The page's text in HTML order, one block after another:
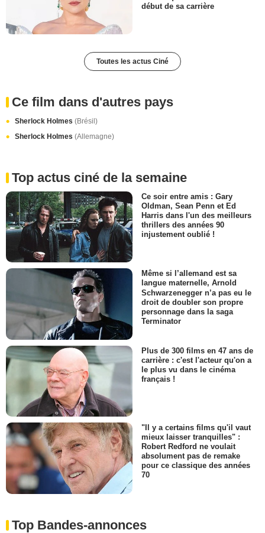
début de sa carrière
Toutes les actus Ciné
Ce film dans d'autres pays
Sherlock Holmes (Brésil)
Sherlock Holmes (Allemagne)
Top actus ciné de la semaine
Ce soir entre amis : Gary
Oldman, Sean Penn et Ed
Harris dans l'un des meilleurs
thrillers des années 90
injustement oublié !
Même si l’allemand est sa
langue maternelle, Arnold
Schwarzenegger n’a pas eu le
droit de doubler son propre
personnage dans la saga
Terminator
Plus de 300 films en 47 ans de
carrière : c'est l'acteur qu'on a
le plus vu dans le cinéma
français !
"Il y a certains films qu'il vaut
mieux laisser tranquilles" :
Robert Redford ne voulait
absolument pas de remake
pour ce classique des années
70
Top Bandes-annonces